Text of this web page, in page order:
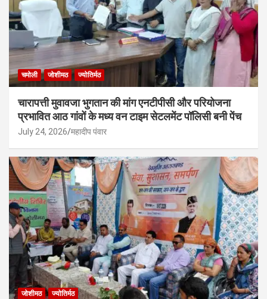
चमोली जोशीमठ ज्योतिर्मठ
चारापत्ती मुवावजा भुगतान की मांग एनटीपीसी और परियोजना
प्रभावित आठ गांवों के मध्य वन टाइम सेटलमेंट पॉलिसी बनी पेंच
July 24, 2026 महादीप पंवार
जोशीमठ ज्योतिर्मठ